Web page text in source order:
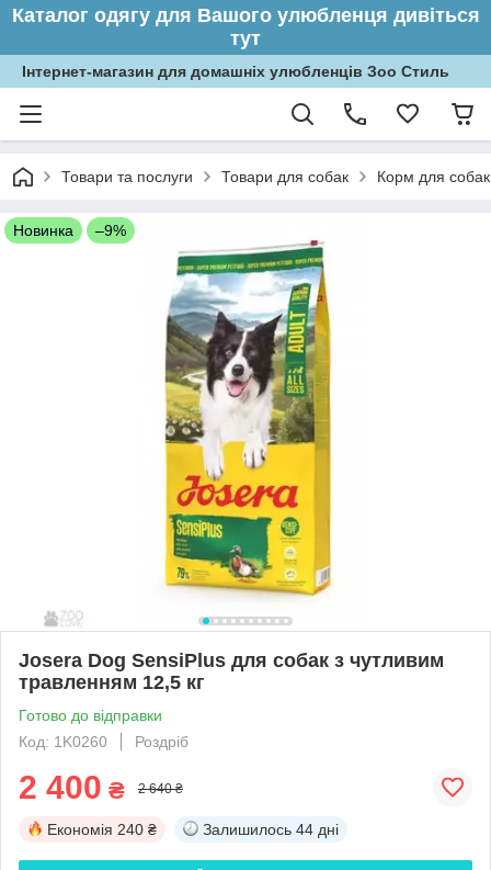
Каталог одягу для Вашого улюбленця дивіться
тут
Інтернет-магазин для домашніх улюбленців Зоо Стиль
Товари та послуги Товари для собак Корм для собак
Новинка –9%
Josera Dog SensiPlus для собак з чутливим
травленням 12,5 кг
Готово до відправки
Код: 1K0260
Роздріб
2 400 ₴ 2 640 ₴
Економія 240 ₴ Залишилось 44 дні